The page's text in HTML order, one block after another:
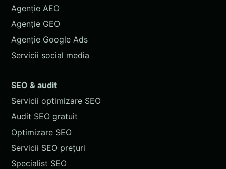
Agenție AEO
Agenție GEO
Agenție Google Ads
Servicii social media
SEO & audit
Servicii optimizare SEO
Audit SEO gratuit
Optimizare SEO
Servicii SEO prețuri
Specialist SEO